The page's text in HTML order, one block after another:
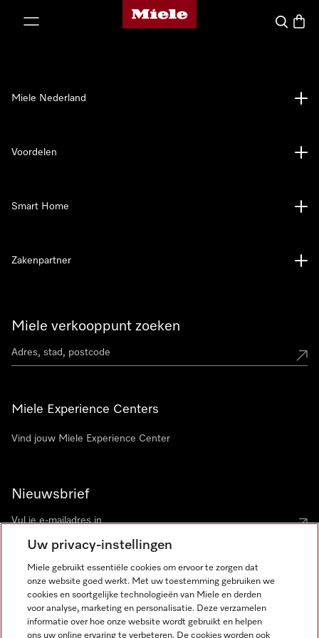
Homepage van Miele
Wat zoek
Miele verkooppunt zoeken
Miele Experience Centers
Vind jouw Miele Experience Center
Nieuwsbrief
Miele Nederland
Voordelen
Smart Home
Zakenpartner
Miele op Instagram
Miele op Facebook
Miele op Youtube
Uw privacy-instellingen
Miele gebruikt essentiële cookies om ervoor te zorgen dat
onze website goed werkt. Met uw toestemming gebruiken we
cookies en soortgelijke technologieën van Miele en derden
voor analyse, marketing en personalisatie. Deze verzamelen
informatie over hoe onze website wordt gebruikt en helpen
ons uw online ervaring te verbeteren. De cookies worden ook